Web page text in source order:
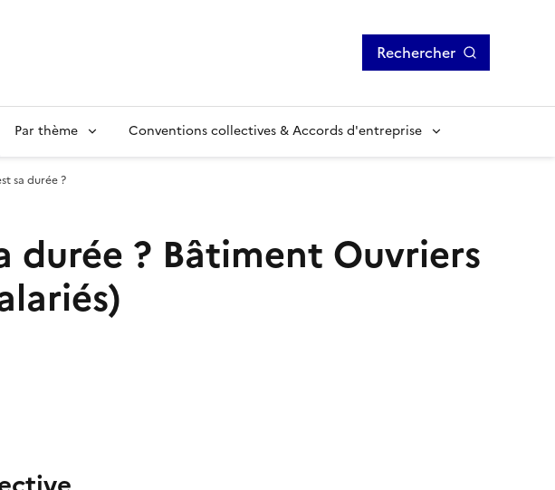
Rechercher
Par thème Conventions collectives & Accords d'entreprise
sa durée ?
durée ? Bâtiment Ouvriers